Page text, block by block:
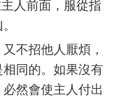
人前面，服從指
不招他人厭煩，
同的。如果沒有
然會使主人付出